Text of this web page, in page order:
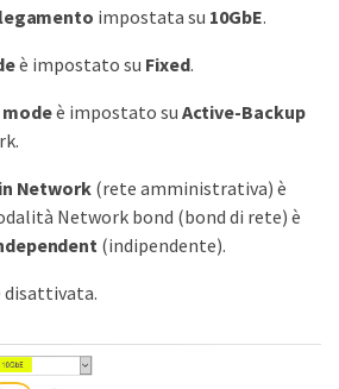
impostata su 10GbE.
è impostato su Fixed.
è impostato su Active-Backup
Network(rete amministrativa) è
Network bond (bond di rete) è
(indipendente).
disattivata.